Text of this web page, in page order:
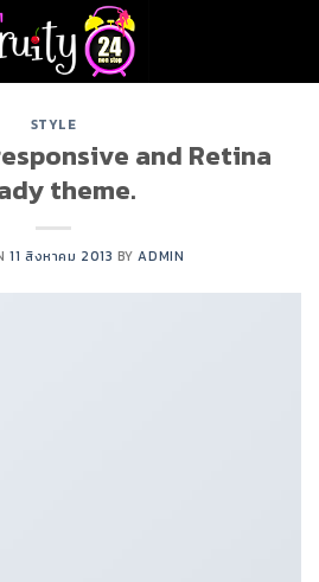
STYLE
and Retina
theme.
11 สิงหาคม 2013 BYADMIN